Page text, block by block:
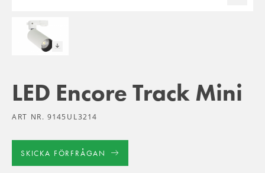
LED Encore Track Mini
ART NR. 9145UL3214
SKICKA FÖRFRÅGAN